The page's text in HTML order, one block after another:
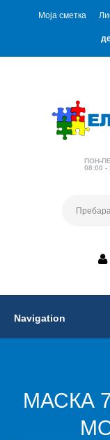
Моја сметка
ПОН-
08:00 -
Navigation
МАСКА